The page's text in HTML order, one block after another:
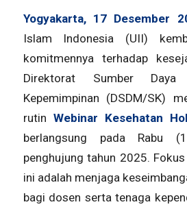
Yogyakarta, 17 Desember
Islam Indonesia (UII)
komitmennya terhadap
Direktorat Sumber Daya
Kepemimpinan (DSDM/SK)
rutin Webinar Kesehatan
berlangsung pada Rabu
penghujung tahun 2025.
ini adalah menjaga
bagi dosen serta tenaga